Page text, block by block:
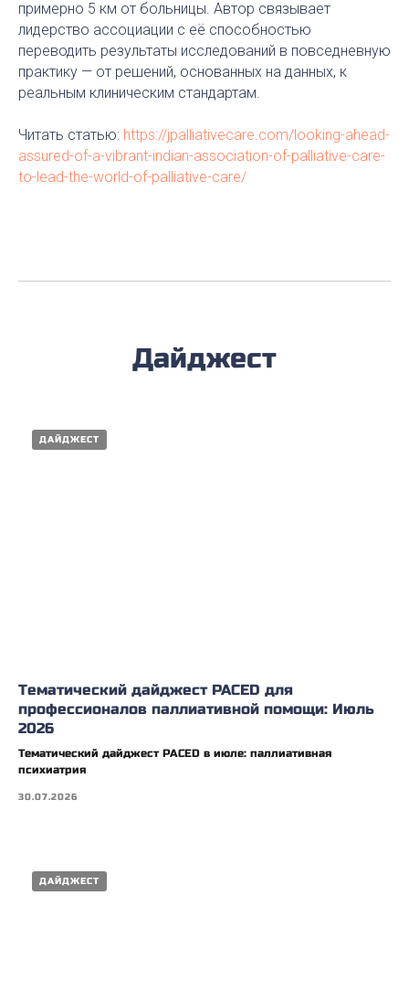
примерно 5 км от больницы. Автор связывает
лидерство ассоциации с её способностью
переводить результаты исследований в повседневную
практику — от решений, основанных на данных, к
реальным клиническим стандартам.
Читать статью: https://jpalliativecare.com/looking-ahead-
assured-of-a-vibrant-indian-association-of-palliative-care-
to-lead-the-world-of-palliative-care/
Дайджест
ДАЙДЖЕСТ
Тематический дайджест PACED для
профессионалов паллиативной помощи: Июль
2026
Тематический дайджест PACED в июле: паллиативная
психиатрия
30.07.2026
ДАЙДЖЕСТ